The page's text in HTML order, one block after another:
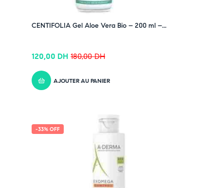
✔ Suivez-nous sur TikTok – cliquez ici
CENTIFOLIA Gel Aloe Vera Bio – 200 ml –...
180,00DH
120,00 DH
AJOUTER AU PANIER
-33% OFF